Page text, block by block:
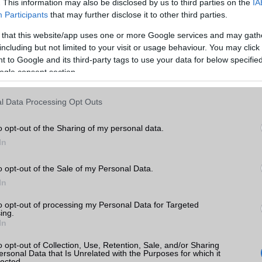
This information may also be disclosed by us to third parties on the
Participants that may further disclose it to other third parties.
that this website/app uses one or more Google services and may
but not limited to your visit or usage behaviour. You may
to Google and its third-party tags to use your data for below
consent section.
Data Processing Opt Outs
opt-out of the Sharing of my personal data.
opt-out of the Sale of my Personal Data.
opt-out of processing my Personal Data for Targeted
opt-out of Collection, Use, Retention, Sale, and/or Sharing
Data that Is Unrelated with the Purposes for which it
MEMÓRIA ÉS TÁRHELY
Telefonkönyv db dinamikus
Min. memória 4 GB
Memória bővíthetőség
EDGE
EMS/E-mail push eMail
Infraport Nincs